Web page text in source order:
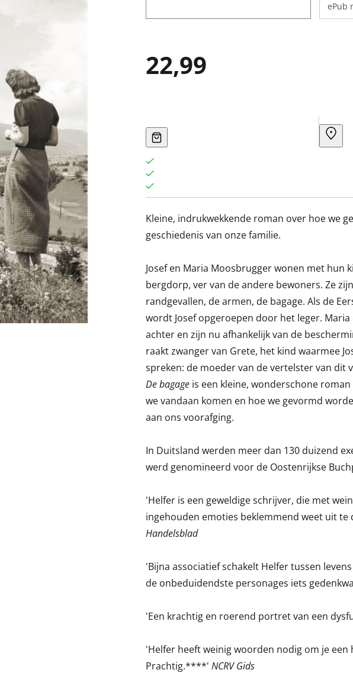
ePub
22,99
Kleine, indrukwekkende roman over hoe we
geschiedenis van onze familie.
Josef en Maria Moosbrugger wonen met hun
bergdorp, ver van de andere bewoners. Ze
randgevallen, de armen, de bagage. Als de
wordt Josef opgeroepen door het leger.
achter en zijn nu afhankelijk van de
raakt zwanger van Grete, het kind waarmee
spreken: de moeder van de vertelster van dit
De bagage is een kleine, wonderschone
we vandaan komen en hoe we gevormd
aan ons voorafging.
In Duitsland werden meer dan 130 duizend
werd genomineerd voor de Oostenrijkse
'Helfer is een geweldige schrijver, die met
ingehouden emoties beklemmend weet uit
Handelsblad
'Bijna associatief schakelt Helfer tussen
de onbeduidendste personages iets
'Een krachtig en roerend portret van een
'Helfer heeft weinig woorden nodig om je
Prachtig.****' NCRV Gids